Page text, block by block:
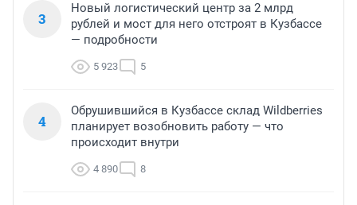
3
Новый логистический центр за 2 млрд
рублей и мост для него отстроят в Кузбассе
— подробности
5 923 5
4
Обрушившийся в Кузбассе склад Wildberries
планирует возобновить работу — что
происходит внутри
4 890 8